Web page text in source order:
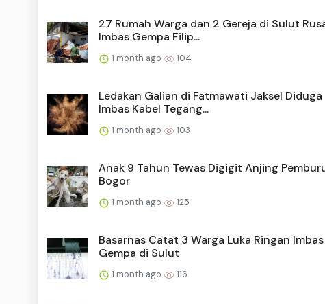
27 Rumah Warga dan 2 Gereja di Sulut
Imbas Gempa Filip...
1 month ago 104
Ledakan Galian di Fatmawati Jaksel Diduga
Imbas Kabel Tegang...
1 month ago 103
Anak 9 Tahun Tewas Digigit Anjing
Bogor
1 month ago 125
Basarnas Catat 3 Warga Luka Ringan Imbas
Gempa di Sulut
1 month ago 116